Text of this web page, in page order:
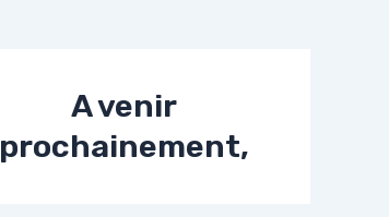
A venir
prochainement,